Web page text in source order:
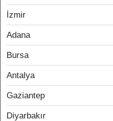
İzmir
Adana
Bursa
Antalya
Gaziantep
Diyarbakır